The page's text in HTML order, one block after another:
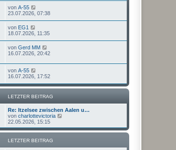
von A-55
23.07.2026, 07:38
von EG1
18.07.2026, 11:35
von Gerd MM
16.07.2026, 20:42
von A-55
16.07.2026, 17:52
LETZTER BEITRAG
Re: Itzelsee zwischen Aalen u…
von charlottevictoria
u
e
22.05.2026, 15:15
LETZTER BEITRAG